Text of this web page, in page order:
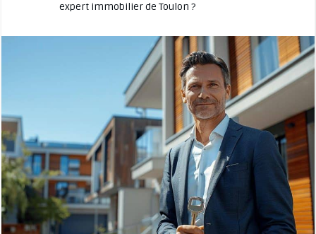
expert immobilier de Toulon ?